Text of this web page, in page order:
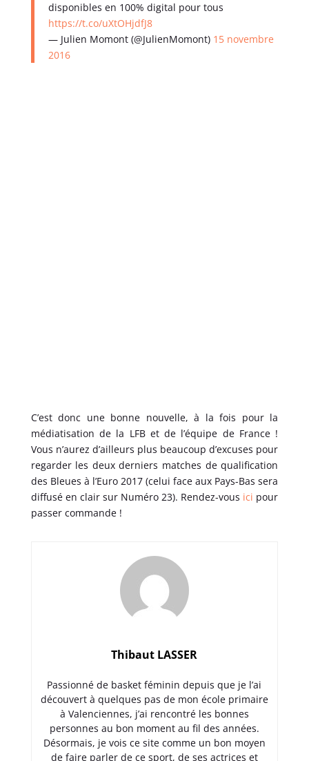
disponibles en 100% digital pour tous
https://t.co/uXtOHjdfJ8
— Julien Momont (@JulienMomont) 15 novembre
2016
C’est donc une bonne nouvelle, à la fois pour la
médiatisation de la LFB et de l’équipe de France !
Vous n’aurez d’ailleurs plus beaucoup d’excuses pour
regarder les deux derniers matches de qualification
des Bleues à l’Euro 2017 (celui face aux Pays-Bas sera
diffusé en clair sur Numéro 23). Rendez-vous ici pour
passer commande !
Thibaut LASSER
Passionné de basket féminin depuis que je l’ai
découvert à quelques pas de mon école primaire
à Valenciennes, j’ai rencontré les bonnes
personnes au bon moment au fil des années.
Désormais, je vois ce site comme un bon moyen
de faire parler de ce sport, de ses actrices et